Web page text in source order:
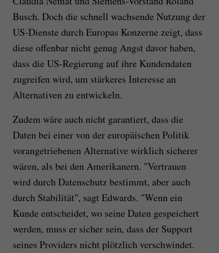
Busch. Doch die schnell wachsende Nutzung der
US-Dienste durch Europas Konzerne zeigt, dass
diese offenbar nicht genug Angst davor haben,
dass die US-Regierung auf ihre Kundendaten
zugreifen wird, um stärkeres Interesse an
Alternativen zu entwickeln.
Zudem wäre auch nicht garantiert, dass die
Daten bei einer von der europäischen Politik
vorangetriebenen Alternative wirklich sicherer
wären, als bei den Amerikanern. "Vertrauen
wird durch Datenschutz bestimmt, aber auch
durch Stabilität", sagt Edwards. "Wenn ein
Kunde entscheidet, wo seine Daten gespeichert
werden, muss er sicher sein, dass der Support
seines Providers nicht plötzlich verschwindet.